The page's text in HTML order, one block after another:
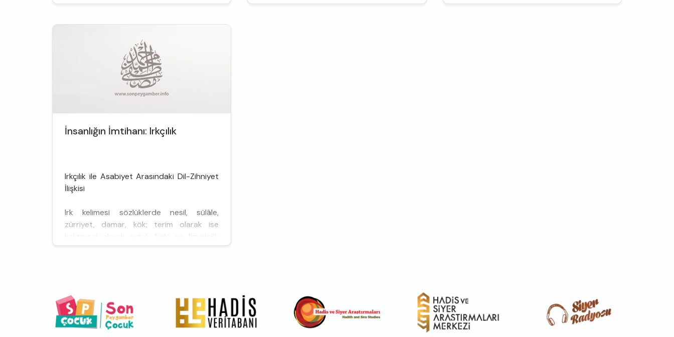
toplumların ahlaki ilkeleri yüksek seviyede
İnsanlığın İmtihanı: Irkçılık
Irkçılık ile Asabiyet Arasındaki Dil-Zihniyet
İlişkisi
Irk kelimesi sözlüklerde nesil, sülâle,
zürriyet, damar, kök; terim olarak ise
özelliklere sahip insanlar topluluğu
karşılığı 16. yüzyıldan itibaren İngilizce ve
Fransızcada ‘race’, ...